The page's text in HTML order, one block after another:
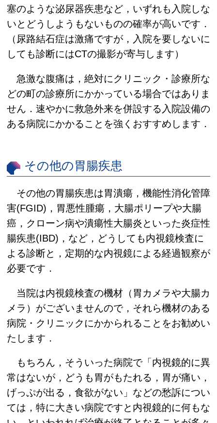
塞のような泌尿器疾患など，いずれも入院しな
いとどうしようもないものの確率が高いです．
（尿路結石症は激痛ですが，入院を要しないに
しても診断にはCTの撮影が寄与します）
急激な腹痛は，絶対にクリニック・診療所な
どの町の診療所にかかっている場合ではありま
せん．速やかに救急外来を併設する入院設備の
ある病院にかかることを強くおすすめします．
その他の胃腸疾患
その他の胃腸疾患は胃潰瘍，機能性消化管障
害(FGID)，胃悪性腫瘍，大腸ポリープや大腸
癌，クローン病や潰瘍性大腸炎といった炎症性
腸疾患(IBD)，など，どうしても内視鏡検査に
よる診断と，定期的な内視鏡による経過観察が
必要です．
当院は内視鏡検査の機材（胃カメラや大腸カ
メラ）がございませんので，それら機材のある
病院・クリニックにかかられることをお勧めい
たします．
もちろん，そういった病院で「内視鏡的に異
常はないが，どうも胃がもたれる，胃が痛い，
げっぷが出る，食欲がない」などの愁訴につい
ては，特に大きい病院ですと内視鏡的に何もな